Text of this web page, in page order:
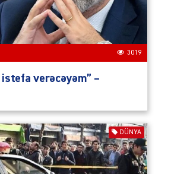
3019
verəcəyəm” –
DÜNYA